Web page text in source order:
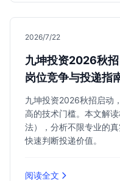
2026/7/22
九坤投资2026秋
岗位竞争与投递指
九坤投资2026秋招启动
高的技术门槛。本文解
法），分析不限专业的
快速判断投递价值。
阅读全文